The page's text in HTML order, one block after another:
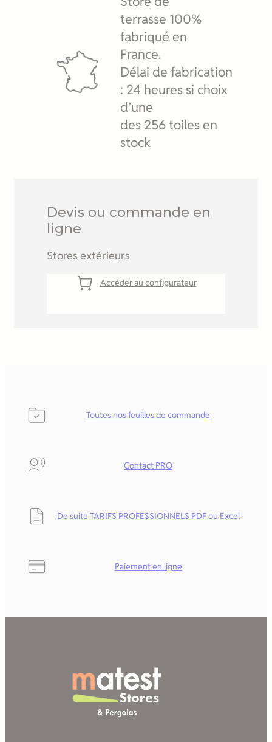
terrasse 100%
fabriqué en
France.
Délai de fabrication
: 24 heures si choix
d’une
des 256 toiles en
stock
Devis ou commande en
ligne
Stores extérieurs
Accéder au configurateur
Toutes nos feuilles de commande
Contact PRO
De suite TARIFS PROFESSIONNELS PDF ou Excel
Paiement en ligne